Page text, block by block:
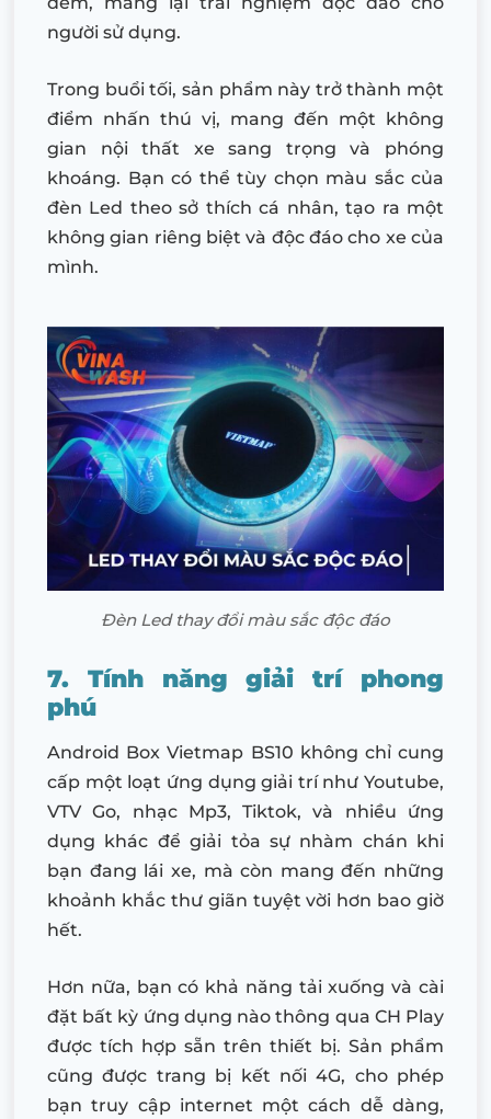
người sử dụng.
Trong buổi tối, sản phẩm này trở thành một
điểm nhấn thú vị, mang đến một không
gian nội thất xe sang trọng và phóng
khoáng. Bạn có thể tùy chọn màu sắc của
đèn Led theo sở thích cá nhân, tạo ra một
không gian riêng biệt và độc đáo cho xe của
mình.
Đèn Led thay đổi màu sắc độc đáo
7. Tính năng giải trí phong
phú
Android Box Vietmap BS10 không chỉ cung
cấp một loạt ứng dụng giải trí như Youtube,
VTV Go, nhạc Mp3, Tiktok, và nhiều ứng
dụng khác để giải tỏa sự nhàm chán khi
bạn đang lái xe, mà còn mang đến những
khoảnh khắc thư giãn tuyệt vời hơn bao giờ
hết.
Hơn nữa, bạn có khả năng tải xuống và cài
đặt bất kỳ ứng dụng nào thông qua CH Play
được tích hợp sẵn trên thiết bị. Sản phẩm
cũng được trang bị kết nối 4G, cho phép
bạn truy cập internet một cách dễ dàng,